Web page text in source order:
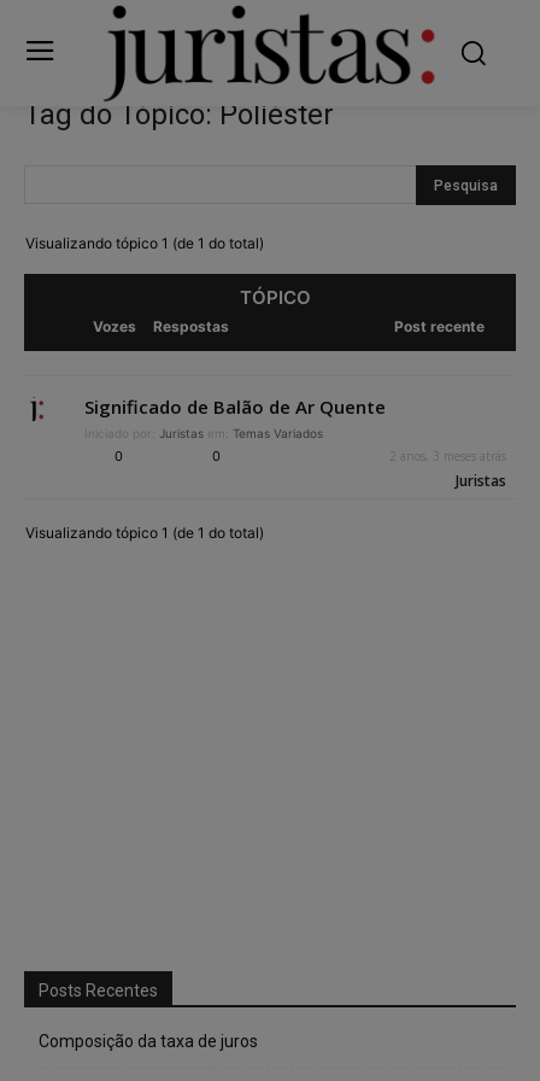
Tag do Tópico: Poliéster
Visualizando tópico 1 (de 1 do total)
TÓPICO
Vozes Respostas Post recente
Significado de Balão de Ar Quente
Iniciado por: Juristas em: Temas Variados
0 0 2 anos, 3 meses atrás
Juristas
Visualizando tópico 1 (de 1 do total)
Posts Recentes
Composição da taxa de juros